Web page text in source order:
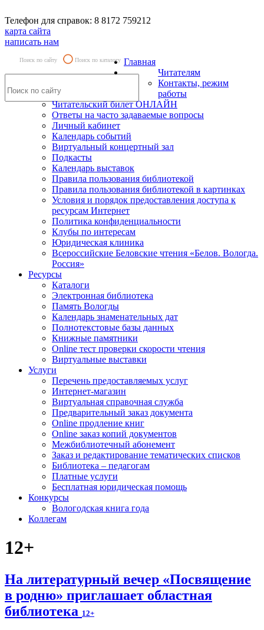
Телефон для справок: 8 8172 759212
карта сайта
написать нам
Поиск по сайту Поиск по каталогу Главная
Читателям
Контакты, режим
работы
Читательский билет ОНЛАЙН
Ответы на часто задаваемые вопросы
Личный кабинет
Календарь событий
Виртуальный концертный зал
Подкасты
Календарь выставок
Правила пользования библиотекой
Правила пользования библиотекой в картинках
Условия и порядок предоставления доступа к
ресурсам Интернет
Политика конфиденциальности
Клубы по интересам
Юридическая клиника
Всероссийские Беловские чтения «Белов. Вологда.
Россия»
Ресурсы
Каталоги
Электронная библиотека
Память Вологды
Календарь знаменательных дат
Полнотекстовые базы данных
Книжные памятники
Online тест проверки скорости чтения
Виртуальные выставки
Услуги
Перечень предоставляемых услуг
Интернет-магазин
Виртуальная справочная служба
Предварительный заказ документа
Online продление книг
Online заказ копий документов
Межбиблиотечный абонемент
Заказ и редактирование тематических списков
Библиотека – педагогам
Платные услуги
Бесплатная юридическая помощь
Конкурсы
Вологодская книга года
Коллегам
12+
На литературный вечер «Посвящение
в родню» приглашает областная
библиотека 12+